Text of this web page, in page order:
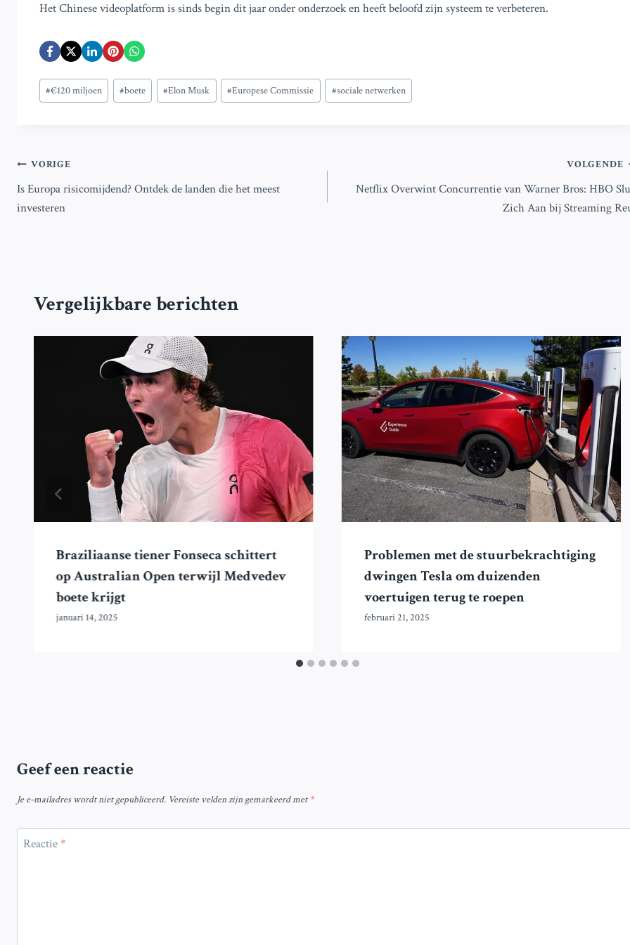
Het Chinese videoplatform is sinds begin dit jaar onder onderzoek en heeft beloofd zijn systeem te verbeteren.
Bericht
tags:
#€120 miljoen #boete #Elon Musk #Europese Commissie #sociale netwerken
Bericht
navigatie
VORIGE
Is Europa risicomijdend? Ontdek de landen die het meest
investeren
VOLGENDE
Netflix Overwint Concurrentie van Warner Bros: HBO
Zich Aan bij Streaming
Vergelijkbare berichten
Braziliaanse tiener Fonseca schittert
op Australian Open terwijl Medvedev
boete krijgt
januari 14, 2025
Problemen met de stuurbekrachtiging
dwingen Tesla om duizenden
voertuigen terug te roepen
februari 21, 2025
Geef een reactie
Je e-mailadres wordt niet gepubliceerd. Vereiste velden zijn gemarkeerd met*
Reactie*